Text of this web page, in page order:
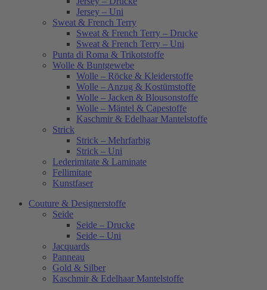
Jersey – Uni
Sweat & French Terry
Sweat & French Terry – Drucke
Sweat & French Terry – Uni
Punta di Roma & Trikotstoffe
Wolle & Buntgewebe
Wolle – Röcke & Kleiderstoffe
Wolle – Anzug & Kostümstoffe
Wolle – Jacken & Blousonstoffe
Wolle – Mäntel & Capestoffe
Kaschmir & Edelhaar Mantelstoffe
Strick
Strick – Mehrfarbig
Strick – Uni
Lederimitate & Laminate
Fellimitate
Kunstfaser
Couture & Designerstoffe
Seide
Seide – Drucke
Seide – Uni
Jacquards
Panneau
Gold & Silber
Kaschmir & Edelhaar Mantelstoffe